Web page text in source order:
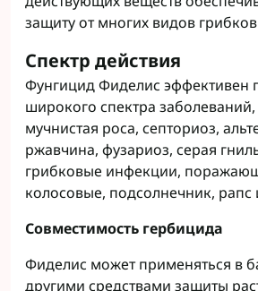
защиту от многих видов
Спектр действия
Фунгицид Фиделис эффективен
широкого спектра заболеваний,
мучнистая роса, септориоз,
ржавчина, фузариоз, серая
грибковые инфекции,
колосовые, подсолнечник, рапс
Совместимость гербицида
Фиделис может применяться в
другими средствами защиты